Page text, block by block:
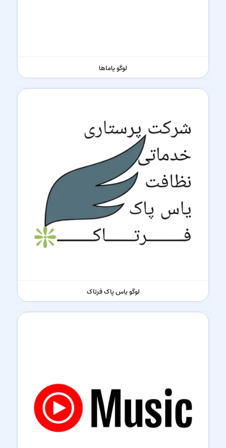
لوگو یاماها
لوگو یاس پاک فرتاک